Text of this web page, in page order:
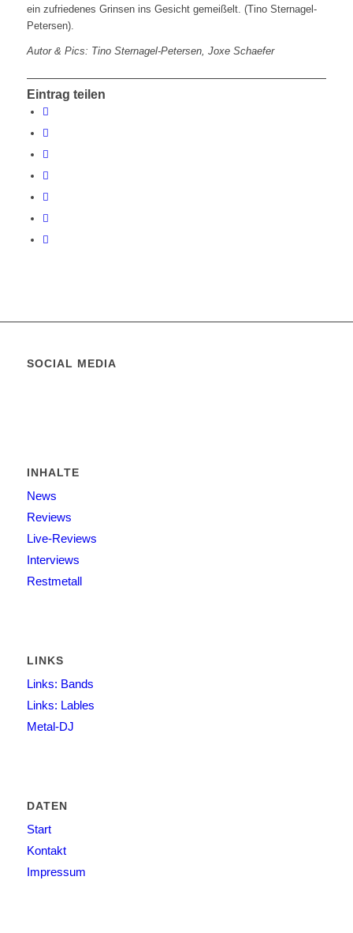
ein zufriedenes Grinsen ins Gesicht gemeißelt. (Tino Sternagel-
Petersen).
Autor & Pics: Tino Sternagel-Petersen, Joxe Schaefer
Eintrag teilen
SOCIAL MEDIA
INHALTE
News
Reviews
Live-Reviews
Interviews
Restmetall
LINKS
Links: Bands
Links: Lables
Metal-DJ
DATEN
Start
Kontakt
Impressum